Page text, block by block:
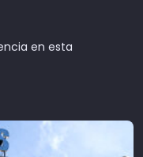
en esta